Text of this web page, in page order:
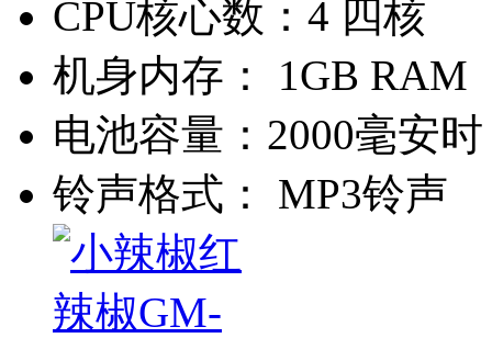
CPU核心数： 4 四核
机身内存：
1GB RAM
电池容量： 2000毫安时
铃声格式：
MP3铃声